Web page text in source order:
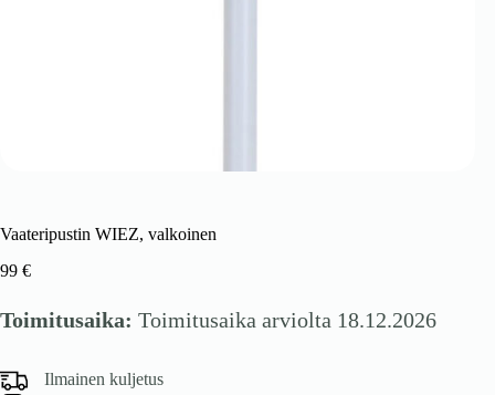
Vaateripustin WIEZ, valkoinen
99 €
Toimitusaika: Toimitusaika arviolta 18.12.2026
Ilmainen kuljetus